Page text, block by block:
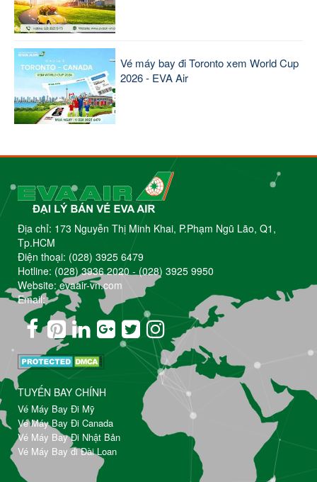
Vé máy bay đi Toronto xem World Cup
2026 - EVA Air
Địa chỉ: 173 Nguyễn Thị Minh Khai, P.Phạm Ngũ Lão, Q1,
Tp.HCM
Điện thoại: (028) 3925 6479
Hotline: (028) 3936 2020-(028) 3925 9950
Website: evaair-vn.com
Email:
TUYẾN BAY CHÍNH
Vé Máy Bay Đi Mỹ
Vé Máy Bay Đi Canada
Vé Máy Bay Đi Nhật Bản
Vé Máy Bay đi Đài Loan